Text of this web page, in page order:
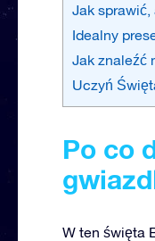
Jak sprawić,
Idealny
Jak znaleźć
Uczyń
Po co
W ten święta